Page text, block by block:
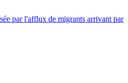
par l'afflux de migrants arrivant par